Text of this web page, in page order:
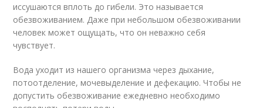
иссушаются вплоть до гибели. Это называется
обезвоживанием. Даже при небольшом обезвоживании
человек может ощущать, что он неважно себя
чувствует.
Вода уходит из нашего организма через дыхание,
потоотделение, мочевыделение и дефекацию. Чтобы не
допустить обезвоживание ежедневно необходимо